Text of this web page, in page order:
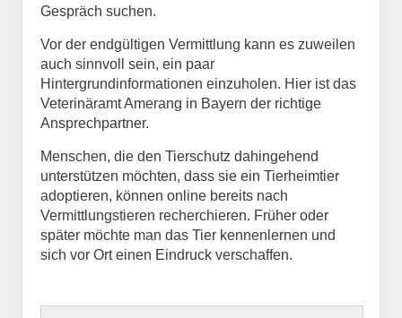
Gespräch suchen.
Vor der endgültigen Vermittlung kann es zuweilen
auch sinnvoll sein, ein paar
Hintergrundinformationen einzuholen. Hier ist das
Veterinäramt Amerang in Bayern der richtige
Ansprechpartner.
Menschen, die den Tierschutz dahingehend
unterstützen möchten, dass sie ein Tierheimtier
adoptieren, können online bereits nach
Vermittlungstieren recherchieren. Früher oder
später möchte man das Tier kennenlernen und
sich vor Ort einen Eindruck verschaffen.